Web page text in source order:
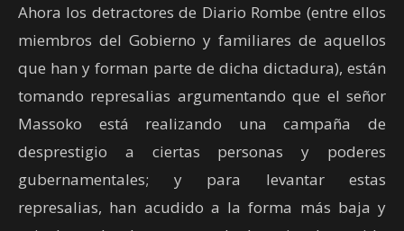
Ahora los detractores de Diario Rombe (entre ellos
miembros del Gobierno y familiares de aquellos
que han y forman parte de dicha dictadura), están
tomando represalias argumentando que el señor
Massoko está realizando una campaña de
desprestigio a ciertas personas y poderes
gubernamentales; y para levantar estas
represalias, han acudido a la forma más baja y